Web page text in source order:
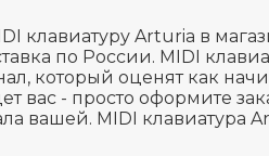
клавиатуру Arturia в
по России. MIDI
который оценят как
вас - просто оформите
вашей. MIDI клавиатура